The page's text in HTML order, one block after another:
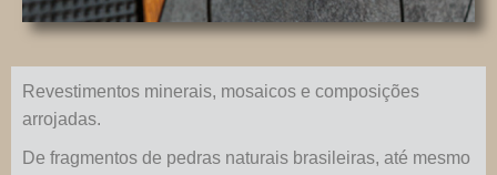
Revestimentos minerais, mosaicos e composições
arrojadas.
De fragmentos de pedras naturais brasileiras, até mesmo